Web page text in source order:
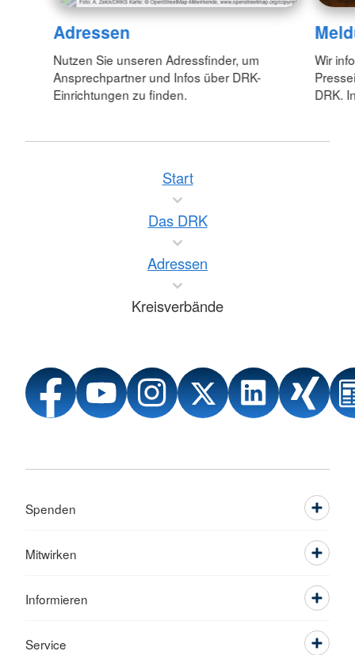
Adressen
Nutzen Sie unseren Adressfinder, um
Ansprechpartner und Infos über DRK-
Einrichtungen zu finden.
Wir
DRK.
Start
Das DRK
Adressen
Kreisverbände
Spenden
Mitwirken
Informieren
Service